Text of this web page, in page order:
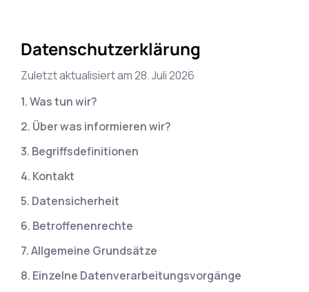
Datenschutzerklärung
Zuletzt aktualisiert am28. Juli 2026
1. Was tun wir?
2. Über was informieren wir?
3. Begriffsdefinitionen
4. Kontakt
5. Datensicherheit
6. Betroffenenrechte
7. Allgemeine Grundsätze
8. Einzelne Datenverarbeitungsvorgänge